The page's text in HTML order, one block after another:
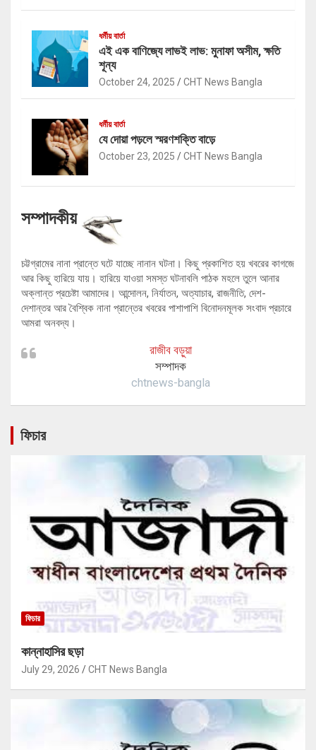
ধর্মীয় বার্তা
এই এক বাণিজ্যে লাভই লাভ: মুনাফা অসীম, ক্ষতি
শূন্য
October 24, 2025 CHT News Bangla
ধর্মীয় বার্তা
যে দোয়া পড়লে স্মরণশক্তি বাড়ে
October 23, 2025 CHT News Bangla
সম্পাদকীয়
চট্টগ্রামের নানা প্রান্তে ঘটে যাচ্ছে নানান ঘটনা। কিছু প্রকাশিত হয় খবরের কাগজে
আর কিছু হারিয়ে যায়। হারিয়ে যাওয়া সমস্ত ঘটনাবলি পাঠক মহলে তুলে আনার
অক্লান্ত প্রচেষ্টা আমাদের। আন্দোলন, নির্যাতন, অত্যাচার, রাজনীতি, দেশ-
দেশান্তর আর বৈশ্বিক নানা প্রান্তের খবরের পাশাপাশি বিনোদনমূলক সংবাদ প্রচারে
আমরা অনবদ্য।
রাজীব বড়ুয়া
সম্পাদক
chtnews-bangla
ফিচার
ফিচার
কান্নাহাসির ছড়া
July 29, 2026 CHT News Bangla